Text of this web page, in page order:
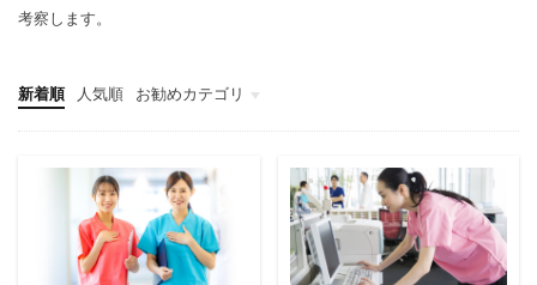
考察します。
新着順 人気順 お勧めカテゴリ
看護師独立インタビュー
看護師の独立起業
訪問看護師のマネジメント
訪問看護師の採用
訪問看護とナーシングホーム